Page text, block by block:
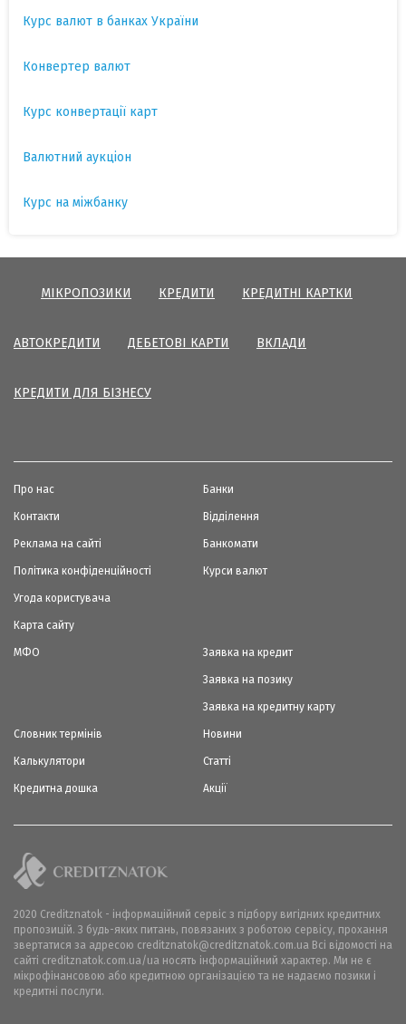
Курс валют в банках України
Конвертер валют
Курс конвертації карт
Валютний аукціон
Курс на міжбанку
МІКРОПОЗИКИ КРЕДИТИ КРЕДИТНІ КАРТКИ
АВТОКРЕДИТИ ДЕБЕТОВІ КАРТИ ВКЛАДИ
КРЕДИТИ ДЛЯ БІЗНЕСУ
Про нас
Контакти
Реклама на сайті
Політика конфіденційності
Угода користувача
Карта сайту
Банки
Відділення
Банкомати
Курси валют
МФО Заявка на кредит
Заявка на позику
Заявка на кредитну карту
Словник термінів
Калькулятори
Кредитна дошка
Новини
Статті
Акції
2020 Creditznatok - інформаційний сервіс з підбору вигідних кредитних
пропозицій. З будь-яких питань, повязаних з роботою сервісу, прохання
звертатися за адресою creditznatok@creditznatok.com.ua Всі відомості на
сайті creditznatok.com.ua/ua носять інформаційний характер. Ми не є
мікрофінансовою або кредитною організацією та не надаємо позики і
кредитні послуги.